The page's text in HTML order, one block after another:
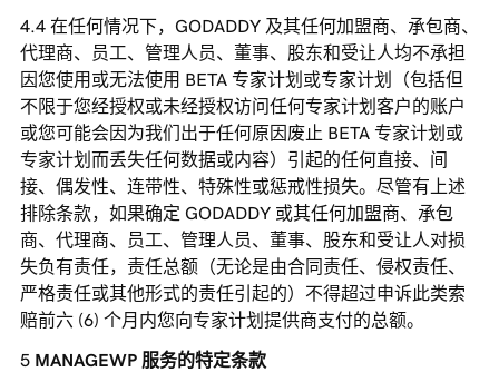
在任何情况下，GODADDY 及其任何加盟商、承包商、
代理商、员工、管理人员、董事、股东和受让人均不承担
因您使用或无法使用 BETA 专家计划或专家计划（包括但
不限于您经授权或未经授权访问任何专家计划客户的账户
或您可能会因为我们出于任何原因废止 BETA 专家计划或
专家计划而丢失任何数据或内容）引起的任何直接、间
接、偶发性、连带性、特殊性或惩戒性损失。尽管有上述
排除条款，如果确定 GODADDY 或其任何加盟商、承包
商、代理商、员工、管理人员、董事、股东和受让人对损
失负有责任，责任总额（无论是由合同责任、侵权责任、
严格责任或其他形式的责任引起的）不得超过申诉此类索
赔前六 (6) 个月内您向专家计划提供商支付的总额。
MANAGEWP 服务的特定条款